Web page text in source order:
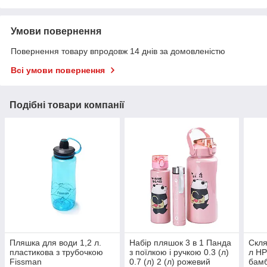
Умови повернення
Повернення товару впродовж 14 днів за домовленістю
Всі умови повернення
Подібні товари компанії
Пляшка для води 1,2 л.
пластикова з трубочкою
Fissman
Набір пляшок 3 в 1 Панда
з поїлкою і ручкою 0.3 (л)
0.7 (л) 2 (л) рожевий
л